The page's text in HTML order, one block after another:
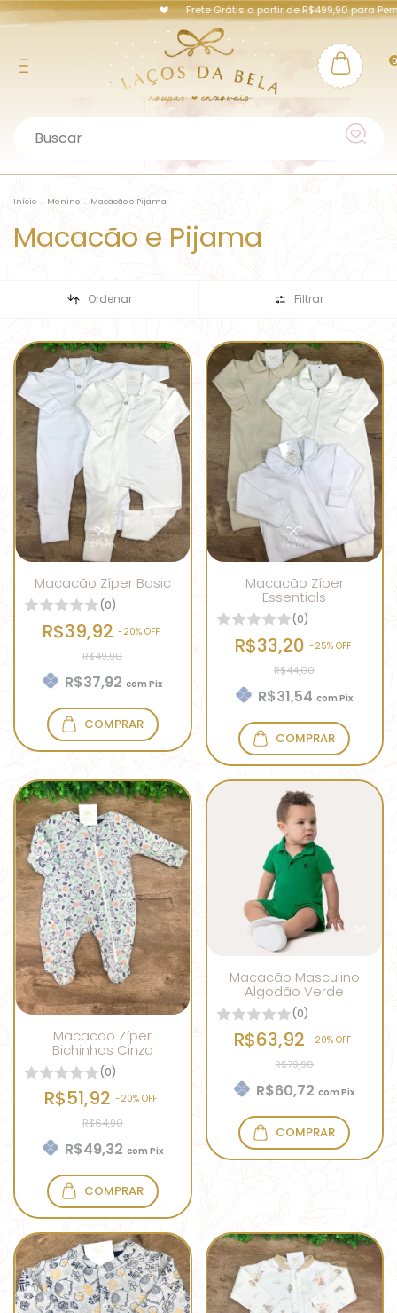
Frete Grátis a partir de R$499,90 para
Início . Menino . Macacão e Pijama
Macacão e Pijama
Ordenar Filtrar
Macacão Zíper Basic
(0)
R$39,92 -20% OFF
R$49,90
R$37,92com Pix
COMPRAR
Macacão Zíper
Essentials
(0)
R$33,20 -25% OFF
R$44,00
R$31,54com Pix
COMPRAR
Macacão Zíper
Bichinhos Cinza
(0)
R$51,92-20% OFF
R$64,90
R$49,32 com Pix
COMPRAR
Macacão Masculino
Algodão Verde
(0)
R$63,92-20% OFF
R$79,90
R$60,72com Pix
COMPRAR